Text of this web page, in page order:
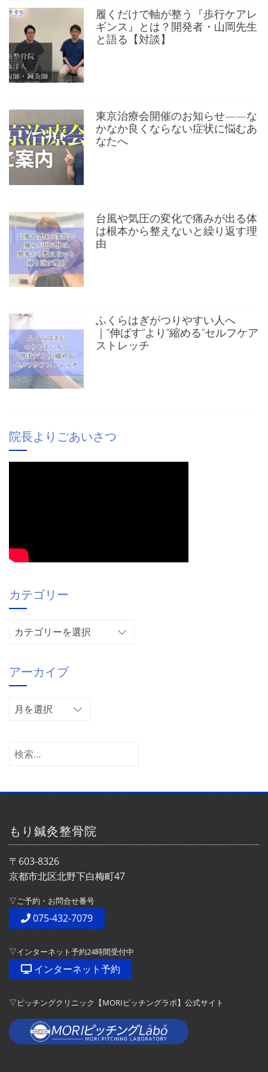
履くだけで軸が整う『歩行ケアレ
ギンス』とは？開発者・山岡先生
と語る【対談】
東京治療会開催のお知らせ——な
かなか良くならない症状に悩むあ
なたへ
台風や気圧の変化で痛みが出る体
は根本から整えないと繰り返す理
由
ふくらはぎがつりやすい人へ
｜”伸ばす”より”縮める”セルフケア
ストレッチ
院長よりごあいさつ
カテゴリー
リ
ー
アーカイブ
ア
イ
検
もり鍼灸整骨院
〒603-8326
京都市北区北野下白梅町47
▽ご予約・お問合せ番号
075-432-7079
▽インターネット予約24時間受付中
インターネット予約
▽ピッチングクリニック【MORIピッチングラボ】公式サイト